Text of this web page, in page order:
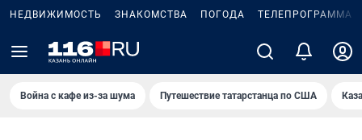
НЕДВИЖИМОСТЬ ЗНАКОМСТВА ПОГОДА ТЕЛЕПРОГРАММА
Война с кафе из-за шума Путешествие татарстанца по США